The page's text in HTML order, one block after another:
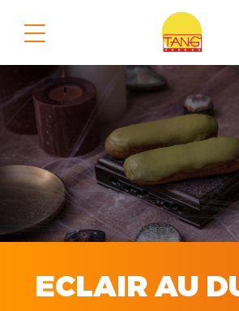
ECLAIR AU